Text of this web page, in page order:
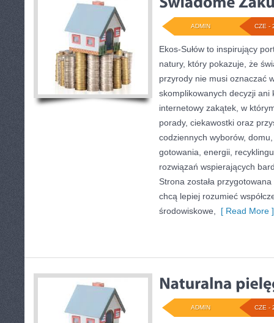
CZE -
ADMIN
Ekos-Sułów to inspirujący
natury, który pokazuje, że
przyrody nie musi oznaczać
skomplikowanych decyzji ani
internetowy zakątek, w
porady, ciekawostki oraz
codziennych wyborów,
gotowania, energii,
rozwiązań wspierających
Strona została
chcą lepiej rozumieć
środowiskowe,
[ Read More ]
CZE -
ADMIN